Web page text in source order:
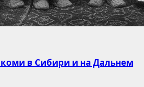
в Сибири и на Дальнем